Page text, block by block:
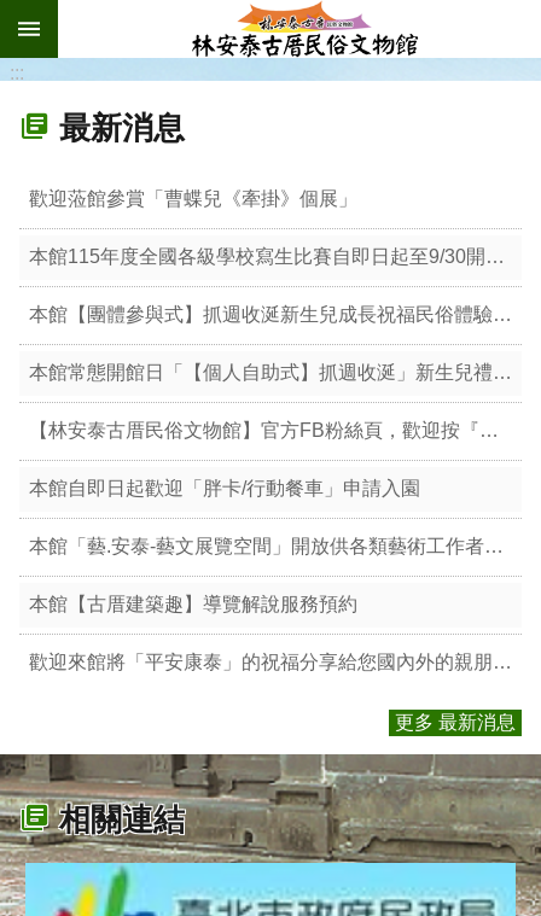
跳到主要內容區塊
:::
最新消息
歡迎蒞館參賞「曹蝶兒《牽掛》個展」
本館115年度全國各級學校寫生比賽自即日起至9/30開放現場收件
本館【團體參與式】抓週收涎新生兒成長祝福民俗體驗參與說明(115/4/27修訂)
本館常態開館日「【個人自助式】抓週收涎」新生兒禮俗體驗說明(114/12修訂)
【林安泰古厝民俗文物館】官方FB粉絲頁，歡迎按『讚』、打卡 !
本館自即日起歡迎「胖卡/行動餐車」申請入園
本館「藝.安泰-藝文展覽空間」開放供各類藝術工作者辦理展出申請
本館【古厝建築趣】導覽解說服務預約
歡迎來館將「平安康泰」的祝福分享給您國內外的親朋好友!
更多 最新消息
相關連結